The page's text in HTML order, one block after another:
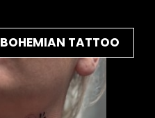
BOHEMIAN TATTOO